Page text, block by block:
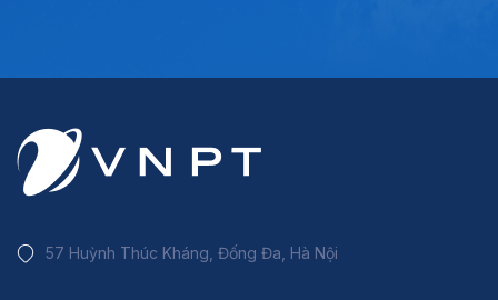
57 Huỳnh Thúc Kháng, Đống Đa, Hà Nội